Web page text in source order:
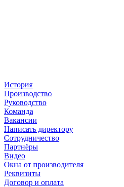
История
Производство
Руководство
Команда
Вакансии
Написать директору
Сотрудничество
Партнёры
Видео
Окна от производителя
Реквизиты
Договор и оплата